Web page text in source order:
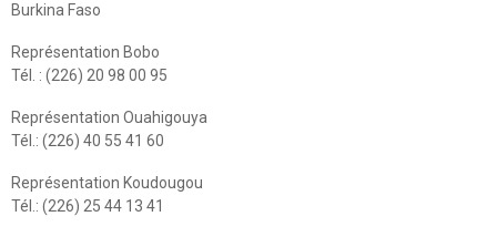
Burkina Faso
Représentation Bobo
Tél. : (226) 20 98 00 95
Représentation Ouahigouya
Tél.: (226) 40 55 41 60
Représentation Koudougou
Tél.: (226) 25 44 13 41